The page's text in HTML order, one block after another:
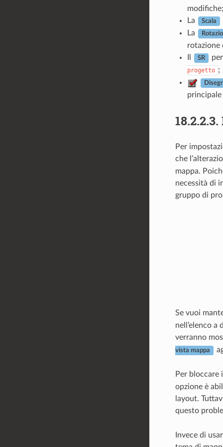
modifiche;
La
Scala
La
rotazione
SR
progetto ;
principale
18.2.2.3.
Per
che
mappa.
necessità di
gruppo di
Se vuoi
nell’elenco
verranno
vista mappa
Per bloccare
opzione è
layout.
questo
Invece di